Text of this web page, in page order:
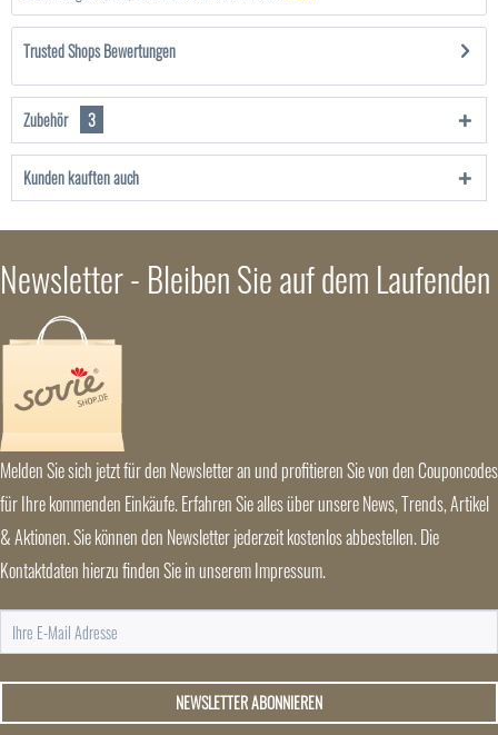
Trusted Shops Bewertungen
Zubehör 3
Kunden kauften auch
Newsletter - Bleiben Sie auf dem Laufenden
Melden Sie sich jetzt für den Newsletter an und profitieren Sie von den Couponcodes
für Ihre kommenden Einkäufe. Erfahren Sie alles über unsere News, Trends, Artikel
& Aktionen. Sie können den Newsletter jederzeit kostenlos abbestellen. Die
Kontaktdaten hierzu finden Sie in unserem Impressum.
NEWSLETTER ABONNIEREN